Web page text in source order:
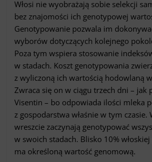
Włosi nie wyobrażają sobie selekcji
bez znajomości ich genotypowej
Genotypowanie pozwala im
wyborów dotyczących kolejnego
Poza tym wspiera stosowanie
w stadach. Koszt genotypowania
z wyliczoną ich wartością hodowlaną
Zwraca się on w ciągu trzech dni – jak
Visentin – bo odpowiada ilości mleka
z gospodarstwa właśnie w tym czasie.
wreszcie zaczynają genotypować
w swoich stadach. Blisko 10%
ma określoną wartość genomową.